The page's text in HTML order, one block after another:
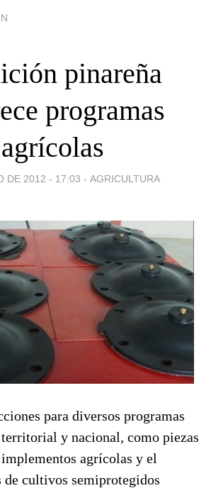
pinareña
programas
agrícolas
DE 2012 - 17:03 - AGRICULTURA
para diversos programas
y nacional, como piezas
agrícolas y el
de cultivos semiprotegidos